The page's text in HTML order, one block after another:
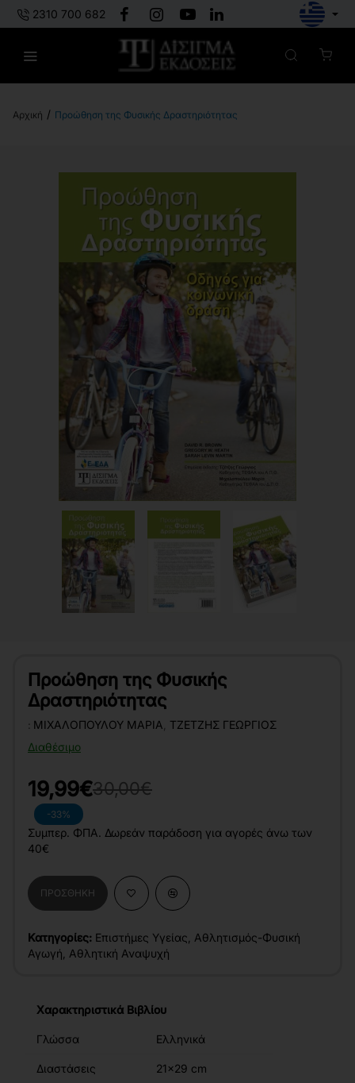
2310 700 682
Προώθηση της Φυσικής Δραστηριότητας
Προώθηση της Φυσικής
Δραστηριότητας
Διαθέσιμο
: ΜΙΧΑΛΟΠΟΎΛΟΥ ΜΑΡΊΑ ΤΖΈΤΖΗΣ ΓΕΏΡΓΙΟΣ
-33%
19,99€30,00€
Συμπερ. ΦΠΑ. Δωρεάν παράδοση για αγορές άνω των
40€
ΠΡΟΣΘΉΚΗ
Κατηγορίες: Επιστήμες Υγείας Αθλητισμός-Φυσική
Αγωγή Αθλητική Αναψυχή
Χαρακτηριστικά Βιβλίου
Γλώσσα Ελληνικά
Διαστάσεις 21x29 cm